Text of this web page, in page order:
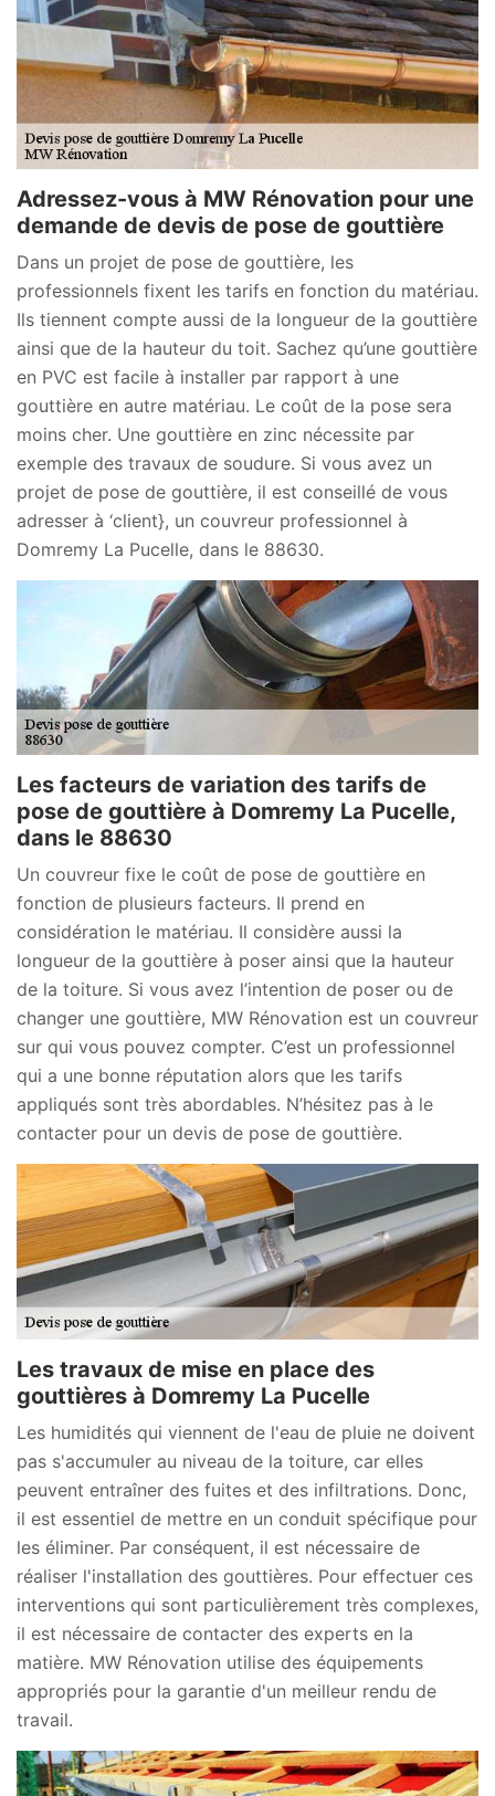
Adressez-vous à MW Rénovation pour une
demande de devis de pose de gouttière
Dans un projet de pose de gouttière, les
professionnels fixent les tarifs en fonction du matériau.
Ils tiennent compte aussi de la longueur de la gouttière
ainsi que de la hauteur du toit. Sachez qu’une gouttière
en PVC est facile à installer par rapport à une
gouttière en autre matériau. Le coût de la pose sera
moins cher. Une gouttière en zinc nécessite par
exemple des travaux de soudure. Si vous avez un
projet de pose de gouttière, il est conseillé de vous
adresser à ‘client}, un couvreur professionnel à
Domremy La Pucelle, dans le 88630.
Les facteurs de variation des tarifs de
pose de gouttière à Domremy La Pucelle,
dans le 88630
Un couvreur fixe le coût de pose de gouttière en
fonction de plusieurs facteurs. Il prend en
considération le matériau. Il considère aussi la
longueur de la gouttière à poser ainsi que la hauteur
de la toiture. Si vous avez l’intention de poser ou de
changer une gouttière, MW Rénovation est un couvreur
sur qui vous pouvez compter. C’est un professionnel
qui a une bonne réputation alors que les tarifs
appliqués sont très abordables. N’hésitez pas à le
contacter pour un devis de pose de gouttière.
Les travaux de mise en place des
gouttières à Domremy La Pucelle
Les humidités qui viennent de l'eau de pluie ne doivent
pas s'accumuler au niveau de la toiture, car elles
peuvent entraîner des fuites et des infiltrations. Donc,
il est essentiel de mettre en un conduit spécifique pour
les éliminer. Par conséquent, il est nécessaire de
réaliser l'installation des gouttières. Pour effectuer ces
interventions qui sont particulièrement très complexes,
il est nécessaire de contacter des experts en la
matière. MW Rénovation utilise des équipements
appropriés pour la garantie d'un meilleur rendu de
travail.